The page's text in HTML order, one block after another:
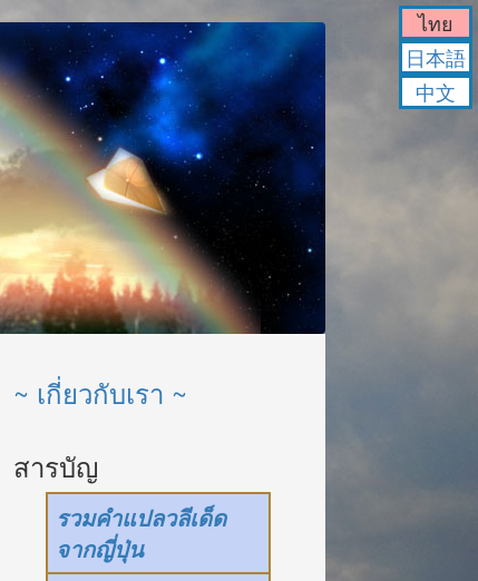
~ เกี่ยวกับเรา ~
สารบัญ
รวมคำแปลวลีเด็ด
จากญี่ปุ่น
ไทย
日本語
中文